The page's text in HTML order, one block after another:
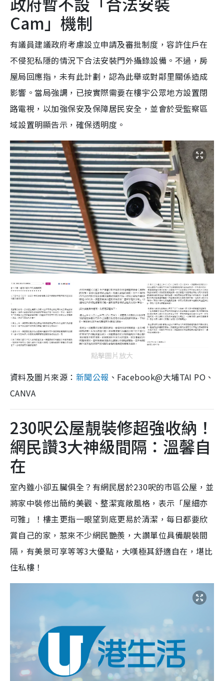
Cam」機制
有議員建議政府考慮設立申請及審批制度，容許住戶在
不侵犯私隱的情況下合法安裝門外攝錄設備。不過，房
屋局回應指，未有此計劃，認為此舉或對鄰里關係造成
影響。當局強調，已按實際需要在樓宇公眾地方設置閉
路電視，以加強保安及保障居民安全，並會於受監察區
域設置明顯告示，確保透明度。
點擊圖片放大
資料及圖片來源： 新聞公報 、Facebook@大埔TAI PO、
CANVA
230呎公屋靚裝修超強收納！
網民讚3大神級間隔：溫馨自
在
室內雖小卻五臟俱全？有網民居於230呎的市區公屋，並
將家中裝修出簡約美觀、整潔寬敞風格，表示「屋細亦
可雅」！樓主更指一眼望到底更易於清潔，每日都要欣
賞自己的家，惹來不少網民艷羨，大讚單位具備靚裝間
隔，有美景可享等等3大優點，大嘆極其舒適自在，堪比
住私樓！